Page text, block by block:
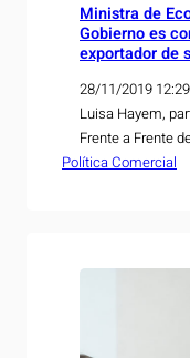
Ministra de
Gobierno es
exportador de
28/11/2019
Luisa Hayem,
Frente a Frente
innovación está
Política Comercial